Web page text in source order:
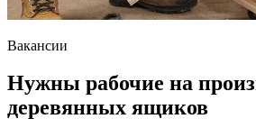
Вакансии
Нужны рабочие на
деревянных ящиков